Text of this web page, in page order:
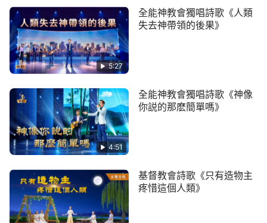
誰能理解和安慰他的痛苦呢？
神是以極大的忍耐拯救敗壞的人類，他是帶著傷
痕愛人，
從道成肉身的工作開始以來流露的全是神的愛，
他作工作的實質就是愛，他為人類獻出了所有。
他作工作的實質就是愛，他為人類獻出了所有。
主耶穌作工作帶著痛苦在地上生活三十三年半，
5:27
全能神教會獨唱詩歌《人類
失去神帶領的後果》
4:51
全能神教會獨唱詩歌《神像
你説的那麽簡單嗎》
基督教會詩歌《只有造物主
疼惜這個人類》